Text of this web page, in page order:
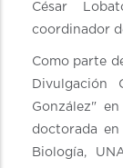
César
coordinador
Como parte
Divulgación
González"
doctorada
Biología,